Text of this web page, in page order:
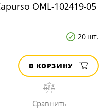
OML-102419-05
20 шт.
В КОРЗИНУ